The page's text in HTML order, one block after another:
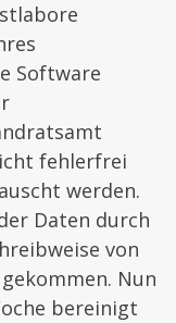
Software
fehlerfrei
werden.
Daten durch
von
Nun
bereinigt